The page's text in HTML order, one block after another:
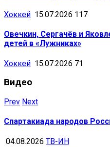
Хоккей 15.07.2026 117
Овечкин, Сергачёв и
детей в «Лужниках»
Хоккей 15.07.2026 71
Видео
Prev Next
Спартакиада народов
04.08.2026 ТВ-ИН